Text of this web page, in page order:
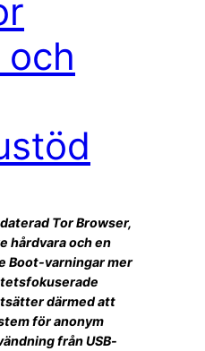
och
Tor Browser,
hårdvara och en
Boot-varningar mer
därmed att
för anonym
från USB-